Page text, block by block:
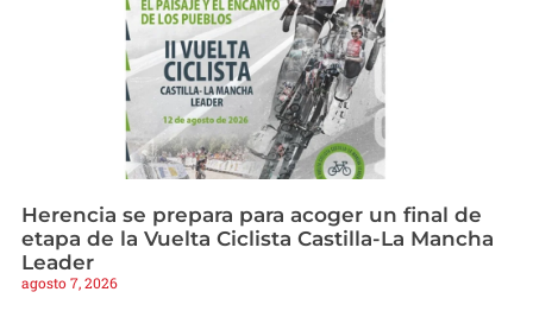
Herencia se prepara para acoger un final de
etapa de la Vuelta Ciclista Castilla-La Mancha
Leader
agosto 7, 2026